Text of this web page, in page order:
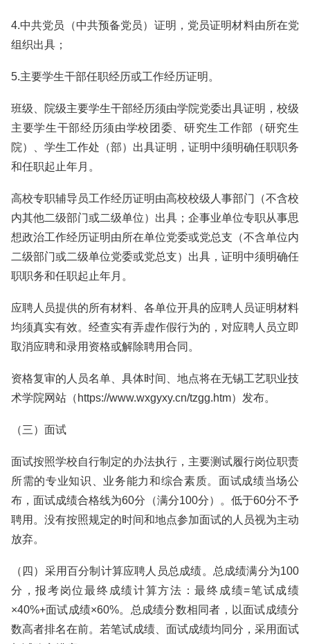
4.中共党员（中共预备党员）证明，党员证明材料由所在党
组织出具；
5.主要学生干部任职经历或工作经历证明。
班级、院级主要学生干部经历须由学院党委出具证明，校级
主要学生干部经历须由学校团委、研究生工作部（研究生
院）、学生工作处（部）出具证明，证明中须明确任职职务
和任职起止年月。
高校专职辅导员工作经历证明由高校校级人事部门（不含校
内其他二级部门或二级单位）出具；企事业单位专职从事思
想政治工作经历证明由所在单位党委或党总支（不含单位内
二级部门或二级单位党委或党总支）出具，证明中须明确任
职职务和任职起止年月。
应聘人员提供的所有材料、各单位开具的应聘人员证明材料
均须真实有效。经查实有弄虚作假行为的，对应聘人员立即
取消应聘和录用资格或解除聘用合同。
资格复审的人员名单、具体时间、地点将在无锡工艺职业技
术学院网站（https://www.wxgyxy.cn/tzgg.htm）发布。
（三）面试
面试按照学校自行制定的办法执行，主要测试履行岗位职责
所需的专业知识、业务能力和综合素质。面试成绩当场公
布，面试成绩合格线为60分（满分100分）。低于60分不予
聘用。没有按照规定的时间和地点参加面试的人员视为主动
放弃。
（四）采用百分制计算应聘人员总成绩。总成绩满分为100
分，报考岗位最终成绩计算方法：最终成绩=笔试成绩
×40%+面试成绩×60%。总成绩分数相同者，以面试成绩分
数高者排名在前。若笔试成绩、面试成绩均同分，采用面试